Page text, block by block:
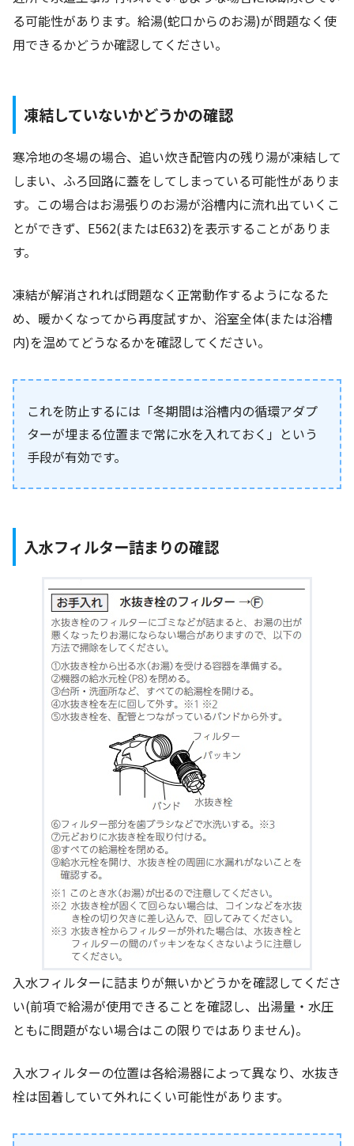
る可能性があります。給湯(蛇口からのお湯)が問題なく使
用できるかどうか確認してください。
凍結していないかどうかの確認
寒冷地の冬場の場合、追い炊き配管内の残り湯が凍結して
しまい、ふろ回路に蓋をしてしまっている可能性がありま
す。この場合はお湯張りのお湯が浴槽内に流れ出ていくこ
とができず、E562(またはE632)を表示することがありま
す。
凍結が解消されれば問題なく正常動作するようになるた
め、暖かくなってから再度試すか、浴室全体(または浴槽
内)を温めてどうなるかを確認してください。
これを防止するには「冬期間は浴槽内の循環アダプ
ターが埋まる位置まで常に水を入れておく」という
手段が有効です。
入水フィルター詰まりの確認
入水フィルターに詰まりが無いかどうかを確認してくださ
い(前項で給湯が使用できることを確認し、出湯量・水圧
ともに問題がない場合はこの限りではありません)。
入水フィルターの位置は各給湯器によって異なり、水抜き
栓は固着していて外れにくい可能性があります。